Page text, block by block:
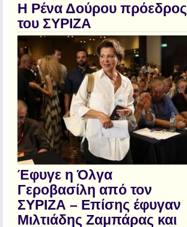
Η Ρένα Δούρου πρόεδρος
του ΣΥΡΙΖΑ
Έφυγε η Όλγα
Γεροβασίλη από τον
ΣΥΡΙΖΑ – Επίσης έφυγαν
Μιλτιάδης Ζαμπάρας και